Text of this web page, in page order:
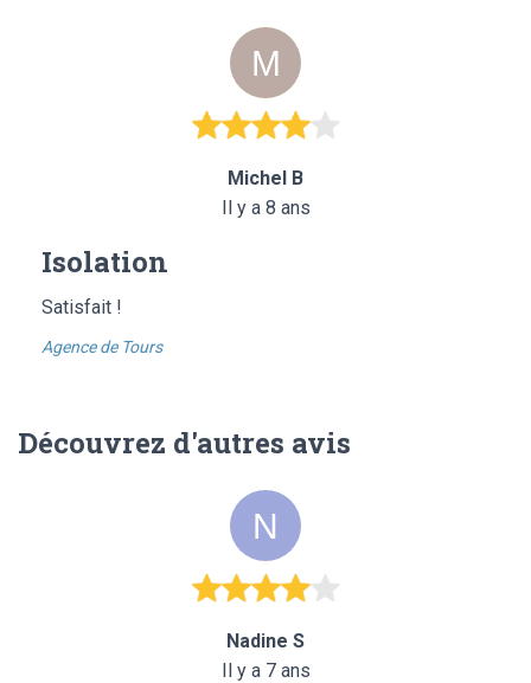
Michel B
Il y a 8 ans
Isolation
Satisfait !
Agence de Tours
Découvrez d'autres avis
Nadine S
Il y a 7 ans